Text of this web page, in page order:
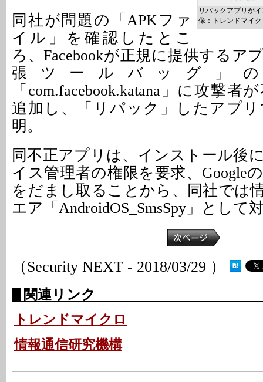
リパックアプリが
像：トレンドマイ
同社が問題の「APKファ
イル」を確認したとこ
ろ、Facebookが正規に提供するア
張ツールバッグ」
「com.facebook.katana」に攻撃者
追加し、「リパック」したアプ
明。
同不正アプリは、インストール後
イス管理者の権限を要求、Google
をだまし取ることから、同社では
エア「AndroidOS_SmsSpy」として
（Security NEXT - 2018/03/29 ）
関連リンク
トレンドマイクロ
情報通信研究機構